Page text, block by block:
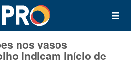
nos vasos
indicam início de